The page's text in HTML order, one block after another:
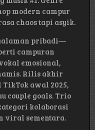
modern campur
chaos tapi asyik.
pribadi—
campuran
emosional,
Rilis akhir
awal 2025,
couple goals. Trio
kolaborasi
viral sementara.